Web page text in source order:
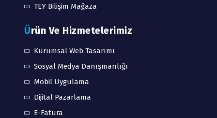
TEY Bilişim Mağaza
Ürün Ve Hizmetelerimiz
Kurumsal Web Tasarımı
Sosyal Medya Danışmanlığı
Mobil Uygulama
Dijital Pazarlama
E-Fatura